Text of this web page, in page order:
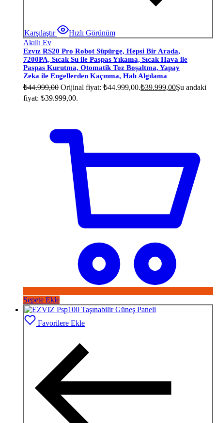
Karşılaştır
Hızlı Görünüm
Akıllı Ev
Ezvız RS20 Pro Robot Süpürge, Hepsi Bir Arada,
7200PA, Sıcak Su ile Paspas Yıkama, Sıcak Hava ile
Paspas Kurutma, Otomatik Toz Boşaltma, Yapay
Zeka ile Engellerden Kaçınma, Halı Algılama
₺44.999,00 Orijinal fiyat: ₺44.999,00.₺39.999,00Şu andaki
fiyat: ₺39.999,00.
Sepete Ekle
Favorilere Ekle